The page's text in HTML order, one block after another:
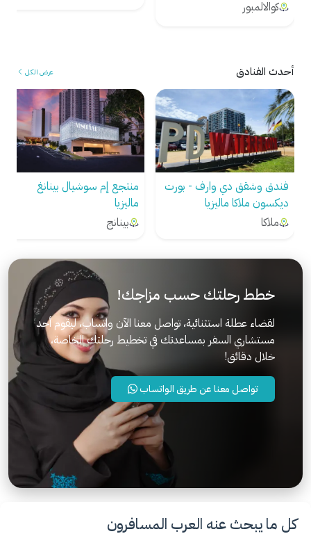
أحدث الفنادق عرض الكل
فندق وشقق دي وارف - بورت
ديكسون ملاكا ماليزيا
ملاكا
منتجع إم سوشيال بينانغ
ماليزيا
بينانج
خطط رحلتك حسب مزاجك!
لقضاء عطلة استثنائية، تواصل معنا الآن واتساب، ليقوم أحد
مستشاري السفر بمساعدتك في تخطيط رحلتك الخاصة،
خلال دقائق!
تواصل معنا عن طريق الواتساب
كل ما يبحث عنه العرب المسافرون